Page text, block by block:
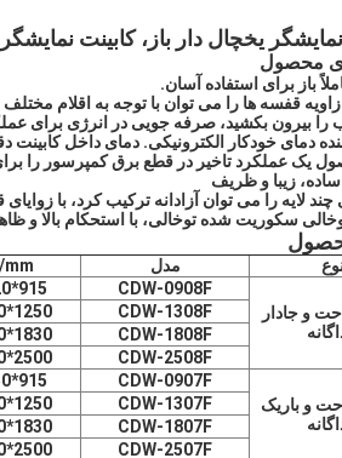
یخچال دار باز، کابینت نمایشگر
محصول
مدل mm
و جادار
CDW-0908F
915*820*1930
CDW-1308F
1250*820*1930
CDW-1808F
1830*820*1930
CDW-2508F
2500*820*1930
و باریک
CDW-0907F
915*650*1930
CDW-1307F
1250*650*1930
CDW-1807F
1830*650*1930
CDW-2507F
2500*650*1930